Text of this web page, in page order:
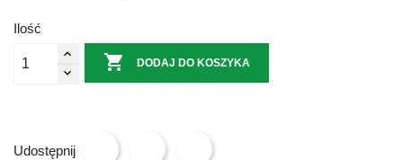
Ilość
 DODAJ DO KOSZYKA
Udostępnij